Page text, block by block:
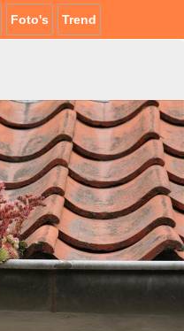
Foto's Trend